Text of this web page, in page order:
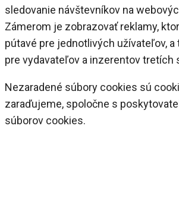
sledovanie návštevníkov na
Zámerom je zobrazovať reklamy,
pútavé pre jednotlivých užívateľov,
pre vydavateľov a inzerentov tretích
Nezaradené súbory cookies sú
zaraďujeme, spoločne s
súborov cookies.